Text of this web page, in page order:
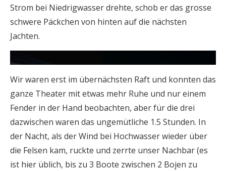
Strom bei Niedrigwasser drehte, schob er das grosse
schwere Päckchen von hinten auf die nächsten
Jachten.
Wir waren erst im übernächsten Raft und konnten das
ganze Theater mit etwas mehr Ruhe und nur einem
Fender in der Hand beobachten, aber für die drei
dazwischen waren das ungemütliche 1.5 Stunden. In
der Nacht, als der Wind bei Hochwasser wieder über
die Felsen kam, ruckte und zerrte unser Nachbar (es
ist hier üblich, bis zu 3 Boote zwischen 2 Bojen zu